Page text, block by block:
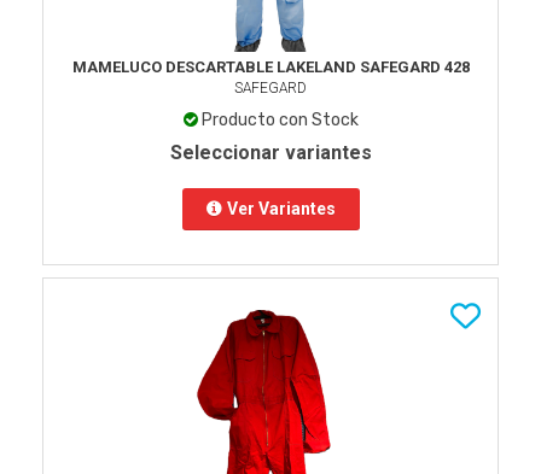
MAMELUCO DESCARTABLE LAKELAND SAFEGARD 428
SAFEGARD
Producto con Stock
Seleccionar variantes
Ver Variantes